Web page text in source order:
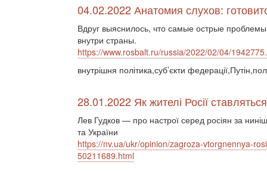
04.02.2022 Анатомия слухов:
Вдруг выяснилось, что самые острые
внутри страны.
https://www.rosbalt.ru/russia/2022/02/04/
внутрішня політика,суб’єкти
28.01.2022 Як жителі Росії
Лев Гудков — про настрої серед росіян за
та України
https://nv.ua/ukr/opinion/zagroza-vtorgnennya-
50211689.html